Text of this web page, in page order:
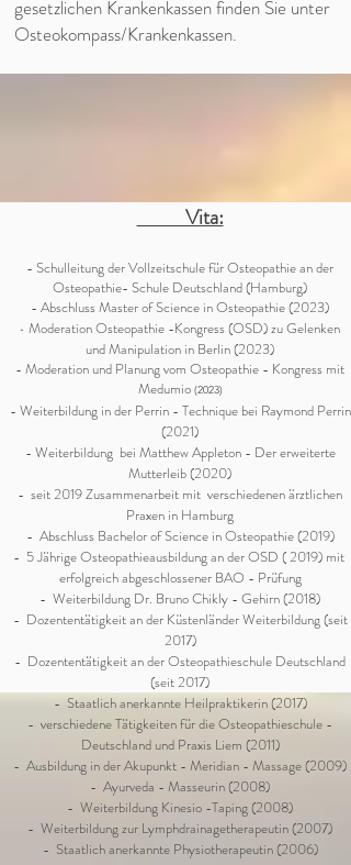
gesetzlichen Krankenkassen finden Sie unter
Osteokompass/Krankenkassen.
Vita:
- Schulleitung der Vollzeitschulefür Osteopathie an der
Osteopathie- Schule Deutschland (Hamburg)
- Abschluss Master of Science in Osteopathie (2023)
- Moderation Osteopathie -Kongress (OSD) zu Gelenken
und Manipulation in Berlin (2023)
- Moderation und Planung vom Osteopathie - Kongress mit
Medumio(2023)
- Weiterbildung in der Perrin - Technique bei Raymond Perrin
(2021)
- Weiterbildung bei Matthew Appleton - Der erweiterte
Mutterleib (2020)
- seit 2019 Zusammenarbeit mit verschiedenen ärztlichen
Praxen in Hamburg
- Abschluss Bachelor of Science in Osteopathie (2019)
- 5 Jährige Osteopathieausbildung an der OSD ( 2019) mit
erfolgreich abgeschlossener BAO - Prüfung
- Weiterbildung Dr. Bruno Chikly - Gehirn (2018)
- Dozententätigkeit an der Küstenländer Weiterbildung (seit
2017)
- Dozententätigkeit an der Osteopathieschule Deutschland
(seit 2017)
- Staatlich anerkannte Heilpraktikerin (2017)
- verschiedene Tätigkeiten für die Osteopathieschule -
Deutschland und Praxis Liem (2011)
- Ausbildung in der Akupunkt - Meridian - Massage (2009)
- Ayurveda - Masseurin (2008)
- Weiterbildung Kinesio -Taping (2008)
- Weiterbildung zur Lymphdrainagetherapeutin (2007)
- Staatlich anerkannte Physiotherapeutin (2006)